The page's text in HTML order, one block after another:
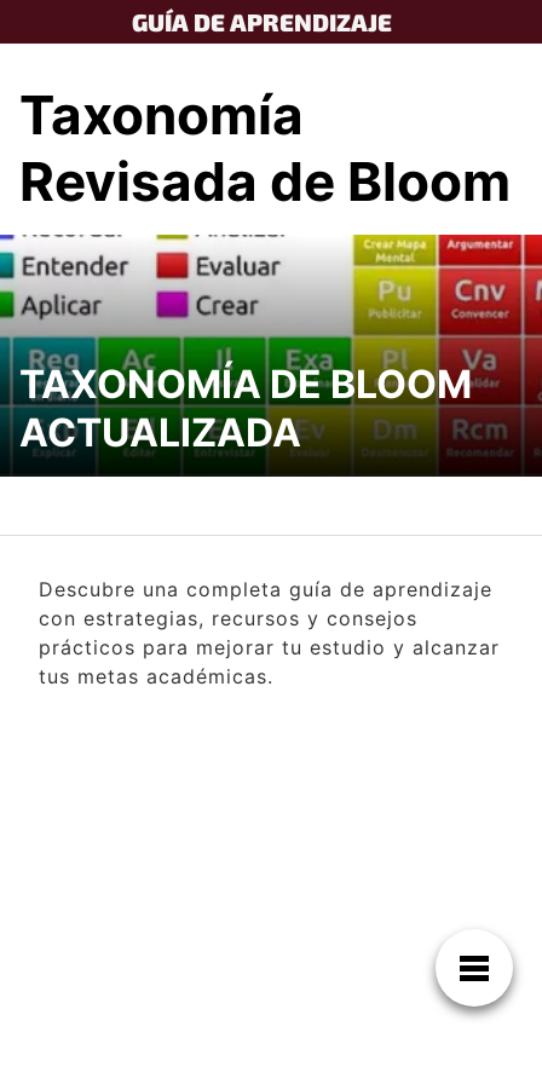
to
GUÍA DE APRENDIZAJE
Taxonomía
Revisada de Bloom
TAXONOMÍA DE BLOOM
ACTUALIZADA
Descubre una completa guía de aprendizaje
con estrategias, recursos y consejos
prácticos para mejorar tu estudio y alcanzar
tus metas académicas.